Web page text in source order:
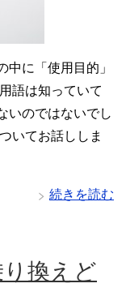
に「使用目的」
語は知っていて
いのではないでし
いてお話ししま
続きを読む
換えど